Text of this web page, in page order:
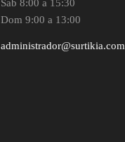
Sab 8:00 a 15:30
Dom 9:00 a 13:00
administrador@surtikia.com